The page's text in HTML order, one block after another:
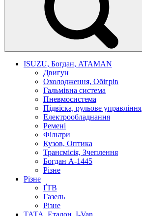
ISUZU, Богдан, ATAMAN
Двигун
Охолодження, Обігрів
Гальмівна система
Пневмосистема
Підвіска, рульове управління
Електрообладнання
Ремені
Фільтри
Кузов, Оптика
Трансмісія, Зчеплення
Богдан А-1445
Різне
Різне
ҐТВ
Газель
Різне
ТАТА, Еталон, I-Van